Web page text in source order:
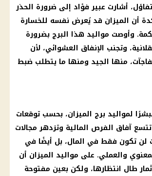
أشارت عبير فؤاد إلى ضرورة الحذر
أن الميزان قد يُعرض نفسه للخسارة
وأوصت مواليد هذا البرج بضرورة
وتجنب الإنفاق العشوائي، لأن
منها الجيد ومنها ما يتطلب ضبط
يبدو مبشرًا لمواليد برج الميزان، بحسب توقعات
آفاق الفرص المالية وتزدهر مجالات
لن تكون فقط في المال، بل أيضًا في
والعملي. على مواليد الميزان أن
طال انتظارها، ولكن بعين مفتوحة